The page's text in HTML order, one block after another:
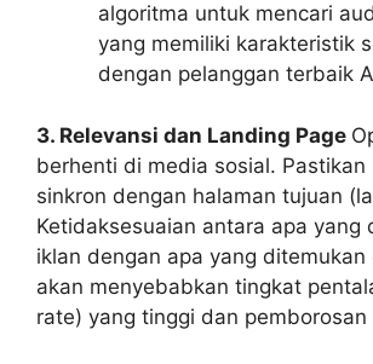
algoritma untuk mencari
yang memiliki karakteristik
dengan pelanggan terbaik
3. Relevansi dan Landing Page
berhenti di media sosial. Pastikan
sinkron dengan halaman tujuan
Ketidaksesuaian antara apa yang
iklan dengan apa yang
akan menyebabkan tingkat
rate) yang tinggi dan pemborosan